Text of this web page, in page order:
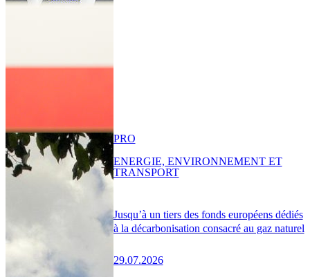
Jusqu’à un tiers des fonds européens dédiés
à la décarbonisation consacré au gaz naturel
29.07.2026
PRO
ENERGIE, ENVIRONNEMENT ET
TRANSPORT